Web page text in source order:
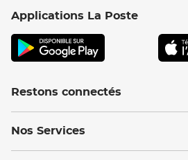
Applications La Poste
Restons connectés
Nos Services